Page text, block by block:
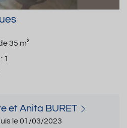
35 m²
1
et Anita BURET
le 01/03/2023